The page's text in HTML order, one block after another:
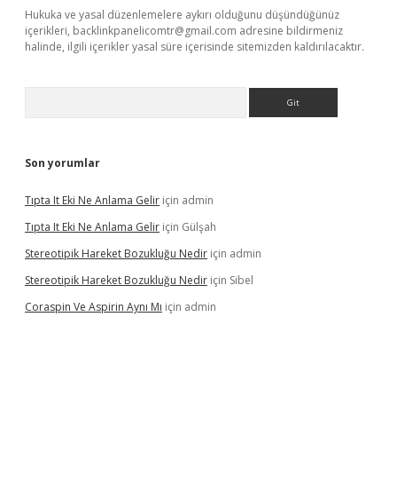
Hukuka ve yasal düzenlemelere aykırı olduğunu düşündüğünüz
içerikleri, backlinkpanelicomtr@gmail.com adresine bildirmeniz
halinde, ilgili içerikler yasal süre içerisinde sitemizden kaldırılacaktır.
Son yorumlar
Tıpta It Eki Ne Anlama Gelir için admin
Tıpta It Eki Ne Anlama Gelir için Gülşah
Stereotipik Hareket Bozukluğu Nedir için admin
Stereotipik Hareket Bozukluğu Nedir için Sibel
Coraspin Ve Aspirin Aynı Mı için admin